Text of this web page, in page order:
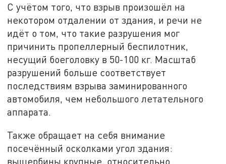
С учётом того, что взрыв произошёл на
некотором отдалении от здания, и речи не
идёт о том, что такие разрушения мог
причинить пропеллерный беспилотник,
несущий боеголовку в 50-100 кг. Масштаб
разрушений больше соответствует
последствиям взрыва заминированного
автомобиля, чем небольшого летательного
аппарата.
Также обращает на себя внимание
посечённый осколками угол здания:
выщербины крупные, относительно